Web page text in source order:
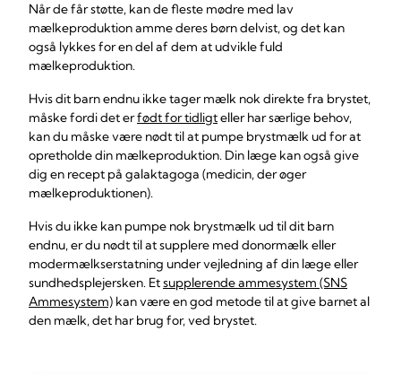
Når de får støtte, kan de fleste mødre med lav
mælkeproduktion amme deres børn delvist, og det kan
også lykkes for en del af dem at udvikle fuld
mælkeproduktion.
Hvis dit barn endnu ikke tager mælk nok direkte fra brystet,
måske fordi det erfødt for tidligteller har særlige behov,
kan du måske være nødt til at pumpe brystmælk ud for at
opretholde din mælkeproduktion. Din læge kan også give
dig en recept på galaktagoga (medicin, der øger
mælkeproduktionen).
Hvis du ikke kan pumpe nok brystmælk ud til dit barn
endnu, er du nødt til at supplere med donormælk eller
modermælkserstatning under vejledning af din læge eller
sundhedsplejersken. Etsupplerende ammesystem (SNS
Ammesystem) kan være en god metode til at give barnet al
den mælk, det har brug for, ved brystet.